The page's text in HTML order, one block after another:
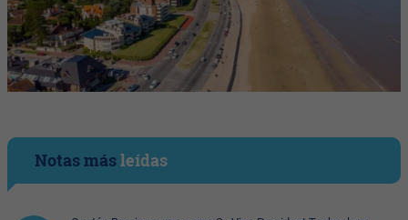
Notas másleídas